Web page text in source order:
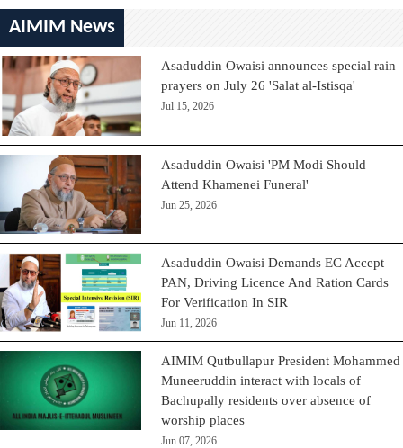
AIMIM News
Asaduddin Owaisi announces special rain
prayers on July 26 'Salat al-Istisqa'
Jul 15, 2026
Asaduddin Owaisi 'PM Modi Should
Attend Khamenei Funeral'
Jun 25, 2026
Asaduddin Owaisi Demands EC Accept
PAN, Driving Licence And Ration Cards
For Verification In SIR
Jun 11, 2026
AIMIM Qutbullapur President Mohammed
Muneeruddin interact with locals of
Bachupally residents over absence of
worship places
Jun 07, 2026